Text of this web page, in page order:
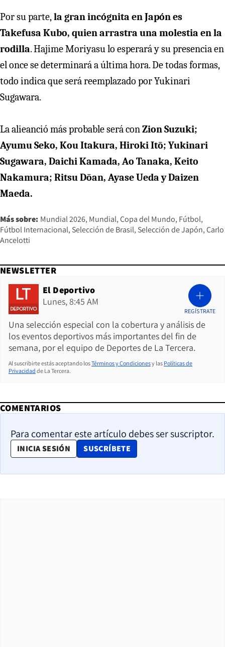
Por su parte,la gran incógnita en Japón es
Takefusa Kubo, quien arrastra una molestia en la
rodilla. Hajime Moriyasu lo esperará y su presencia en
el once se determinará a última hora. De todas formas,
todo indica que será reemplazado por Yukinari
Sugawara.
La alieanció más probable será conZion Suzuki;
Ayumu Seko, Kou Itakura, Hiroki Itō; Yukinari
Sugawara, Daichi Kamada, Ao Tanaka, Keito
Nakamura; Ritsu Dōan, Ayase Ueda y Daizen
Maeda.
Más sobre: Mundial 2026 Mundial Copa del Mundo Fútbol
Fútbol Internacional Selección de Brasil Selección de Japón Carlo
Ancelotti
NEWSLETTER
El Deportivo
Lunes, 8:45 AM
Una selección especial con la cobertura y análisis de
los eventos deportivos más importantes del fin de
semana, por el equipo de Deportes de La Tercera.
REGÍSTRATE
Al suscribirte estás aceptando losTérminos y Condicionesy las Políticas de
Privacidad de La Tercera.
COMENTARIOS
Para comentar este artículo debes ser suscriptor.
INICIA SESIÓN SUSCRÍBETE
OPENS IN NEW WINDOW